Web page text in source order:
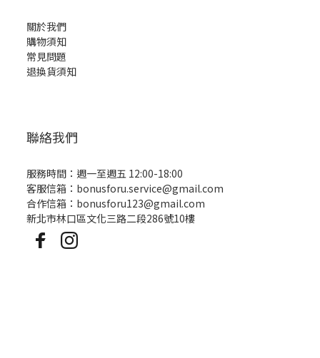
關於我們
購物須知
常見問題
退換貨須知
聯絡我們
服務時間：週一至週五 12:00-18:00
客服信箱：bonusforu.service@gmail.com
合作信箱：bonusforu123@gmail.com
新北市林口區文化三路二段286號10樓